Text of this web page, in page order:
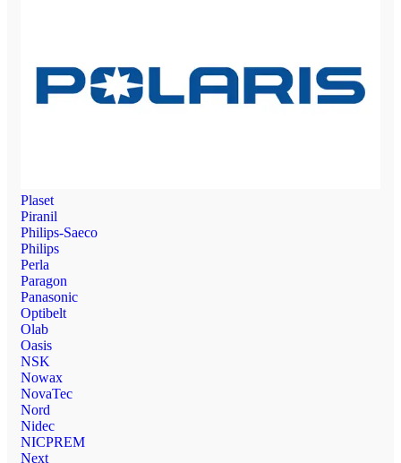
Plaset
Piranil
Philips-Saeco
Philips
Perla
Paragon
Panasonic
Optibelt
Olab
Oasis
NSK
Nowax
NovaTec
Nord
Nidec
NICPREM
Next